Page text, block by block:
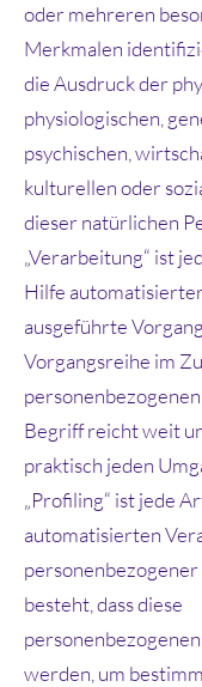
oder mehreren
Merkmalen
die Ausdruck der
physiologischen,
psychischen,
kulturellen oder
dieser natürlichen
„Verarbeitung“ ist
Hilfe
ausgeführte
Vorgangsreihe im
Begriff reicht weit
praktisch jeden
„Profiling“ ist jede
automatisierten
besteht, dass diese
werden, um